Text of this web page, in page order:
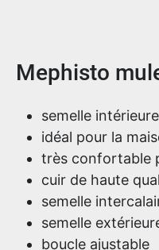
Informations
Mephisto
semelle
idéal pour la
très confortable
cuir de haute
semelle
semelle
boucle ajustable